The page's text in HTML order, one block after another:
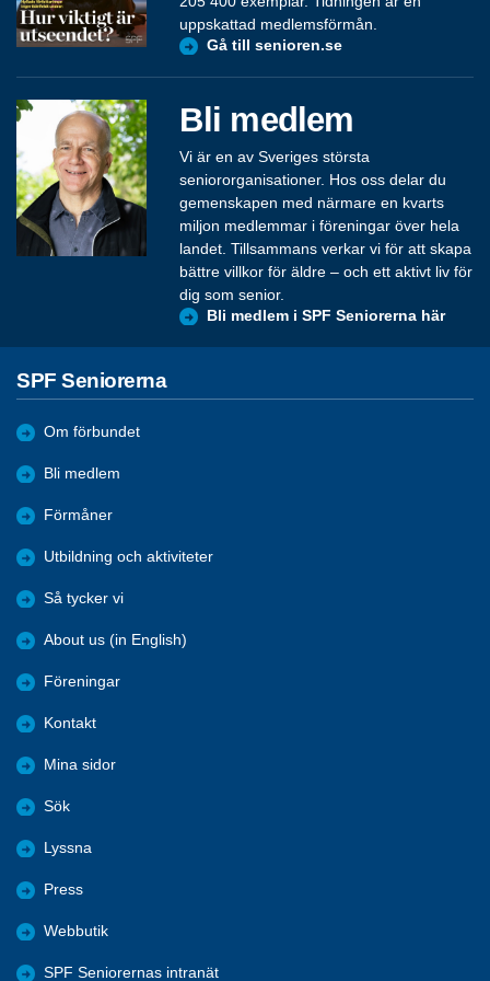
uppskattad medlemsförmån.
Gå till senioren.se
Bli medlem
Vi är en av Sveriges största
seniororganisationer. Hos oss delar du
gemenskapen med närmare en kvarts
miljon medlemmar i föreningar över hela
landet. Tillsammans verkar vi för att skapa
bättre villkor för äldre – och ett aktivt liv för
dig som senior.
Bli medlem i SPF Seniorerna här
SPF Seniorerna
Om förbundet
Bli medlem
Förmåner
Utbildning och aktiviteter
Så tycker vi
About us (in English)
Föreningar
Kontakt
Mina sidor
Sök
Lyssna
Press
Webbutik
SPF Seniorernas intranät